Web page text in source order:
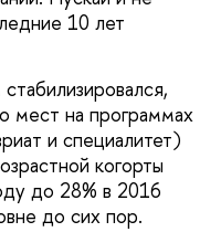
10 лет
мест на программах
и специалитет)
когорты
до 28% в 2016
до сих пор.